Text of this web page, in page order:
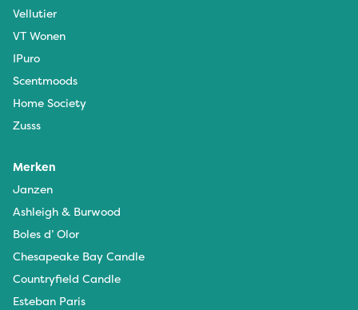
Vellutier
VT Wonen
IPuro
Scentmoods
Home Society
Zusss
Merken
Janzen
Ashleigh & Burwood
Boles d’ Olor
Chesapeake Bay Candle
Countryfield Candle
Esteban Paris